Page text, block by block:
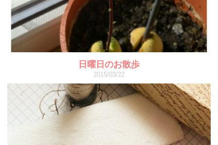
日曜日のお散歩
2015/03/22